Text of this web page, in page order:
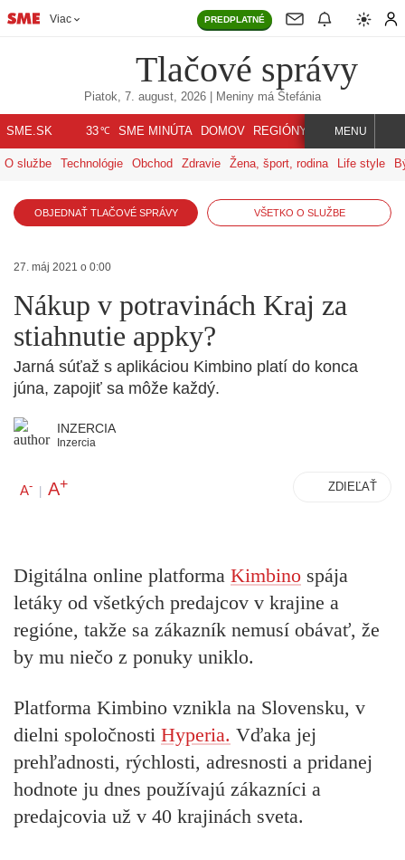
Viac PREDPLATNÉ
Tlačové správy
Piatok, 7. august, 2026 | Meniny má Štefánia
SME.SK 33℃ SME MINÚTA DOMOV REGIÓNY INDEX SVET
MENU
O službe Technológie Obchod Zdravie Žena, šport, rodina Life style
OBJEDNAŤ TLAČOVÉ SPRÁVY VŠETKO O SLUŽBE
27. máj 2021 o 0:00
Nákup v potravinách Kraj za
stiahnutie appky?
Jarná súťaž s aplikáciou Kimbino platí do konca
júna, zapojiť sa môže každý.
INZERCIA
Inzercia
A- | A+ ZDIEĽAŤ
Digitálna online platforma Kimbino spája
letáky od všetkých predajcov v krajine a
regióne, takže sa zákazník nemusí obávať, že
by mu niečo z ponuky uniklo.
Platforma Kimbino vznikla na Slovensku, v
dielni spoločnosti Hyperia. Vďaka jej
prehľadnosti, rýchlosti, adresnosti a pridanej
hodnote ju dnes používajú zákazníci a
predajcovia už v 40 krajinách sveta.